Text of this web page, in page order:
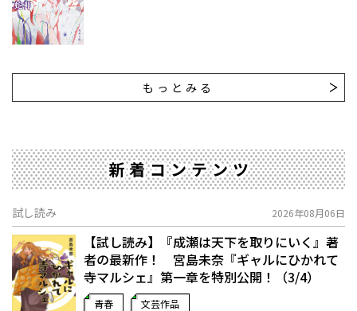
もっとみる
新着コンテンツ
試し読み 2026年08月06日
【試し読み】『成瀬は天下を取りにいく』著
者の最新作！ 宮島未奈『ギャルにひかれて
寺マルシェ』第一章を特別公開！（3/4）
青春 文芸作品